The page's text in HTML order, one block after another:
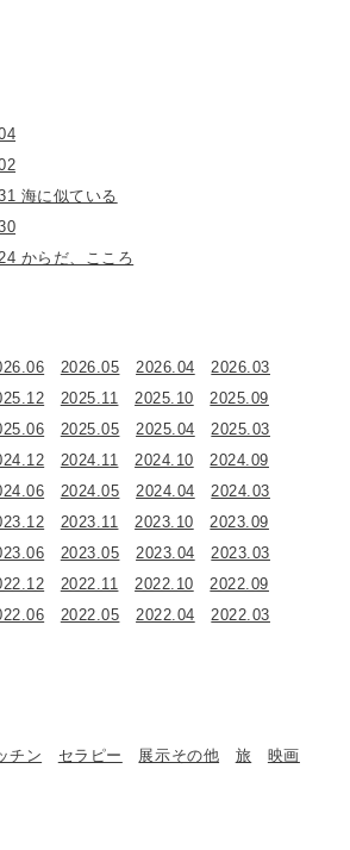
海に似ている
からだ、こころ
2026.05 2026.04
2026.03
2025.11 2025.10
2025.09
2025.05 2025.04
2025.03
2024.11 2024.10
2024.09
2024.05 2024.04
2024.03
2023.11 2023.10
2023.09
2023.05 2023.04
2023.03
2022.11 2022.10
2022.09
2022.05 2022.04
2022.03
チン セラピー 展示その他 旅
映画